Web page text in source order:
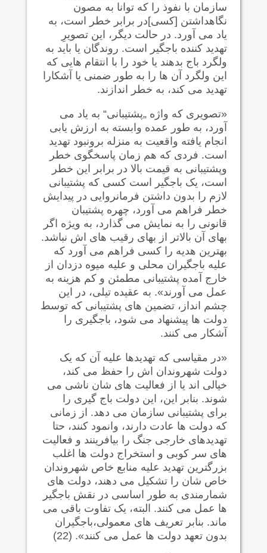
سازمان با نفوذ را که توانا به مصون
نگاهداشتن [کسی]در برابر خطر است، به
یاد می آورد. در حالت دیگر، این تصویرِ
تهدید کننده باجگیر است. روندگان یا باید به
ولگرد باج بدهند یا خود را با انتقام هایی که
این ولگرد آن ها را به طور ضمنی یا آشکارا
تهدید می کند، به خطر اندازند.
«تصویری که واژه „پشتیبانی“ به یاد می
آورد، به طور عمده وابسته به ارزش یابی
انجام یافته واقعیت به منزله برونبود تهدید
است. فردی که هم زمان پاسخگوی خطر
وپشتیبانی به قیمت بالا در برابر این خطر
است، یک باجگیر است کسی که پشتیبانی
لازم را بدون داشتن فرمانروایی در پیدایش
خطر فراهم می آورد، چهره پشتیبان
قانونی را به نمایش می گذارد، به ویژه اگر
بهای آن بالاتر از بهای رقیب های اش نباشد.
بهترین هدیه را کسی فراهم می آورد که
علیه باجگیران محلی و علیه میوه دزدان از
خارج آمده پشتیبانی مطمئن و کم هزینه به
عمل می آورند». به عقیده تیلی، در این
چشم انداز، تضمین های پشتیبانی که توسط
دولت ها پیشنهاد می شود، باجگیری را
آشکار می کنند.
«در مقیاسی که تهدیدها علیه آن که یک
دولت شهروندان اش را حفظ می کند،
خیالی اند یا از فعالیت های شان ناشی می
شوند. بنابر این، این دولت باج گیری را
برای پشتیبانی سازمان می دهد. از زمانی
که دولت ها عادت دارند، وانمود کنند، حتا
تهدیدهای خارجی جنگ را بیافرینند و فعالیت
های سر کوبی و استخراج دولت ها اغلب
بزرگترین تهدید علیه منابع خاص شهروندان
خاص شان را تشکیل می دهند، دولت های
شمارمندی به طور اساسی در نقش باجگیر
ها عمل می کنند. البته، یک تفاوت باقی می
ماند. بنابر تعریف های معمولی،باجگیران
بدون تعهد دولت ها عمل می کنند». (22)